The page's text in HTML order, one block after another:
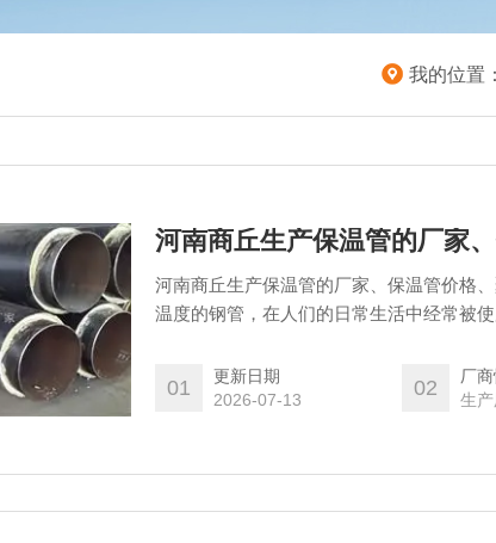
我的位置：
河南商丘生产保温管的厂家
河南商丘生产保温管的厂家、保温管价格
温度的钢管，在人们的日常生活中经常被
01
更新日期
2026-07-13
02
厂
生